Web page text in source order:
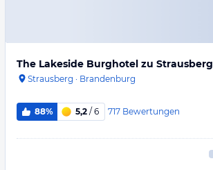
The Lakeside Burghotel zu Strausberg
Strausberg · Brandenburg
88% 5,2 / 6 717 Bewertungen